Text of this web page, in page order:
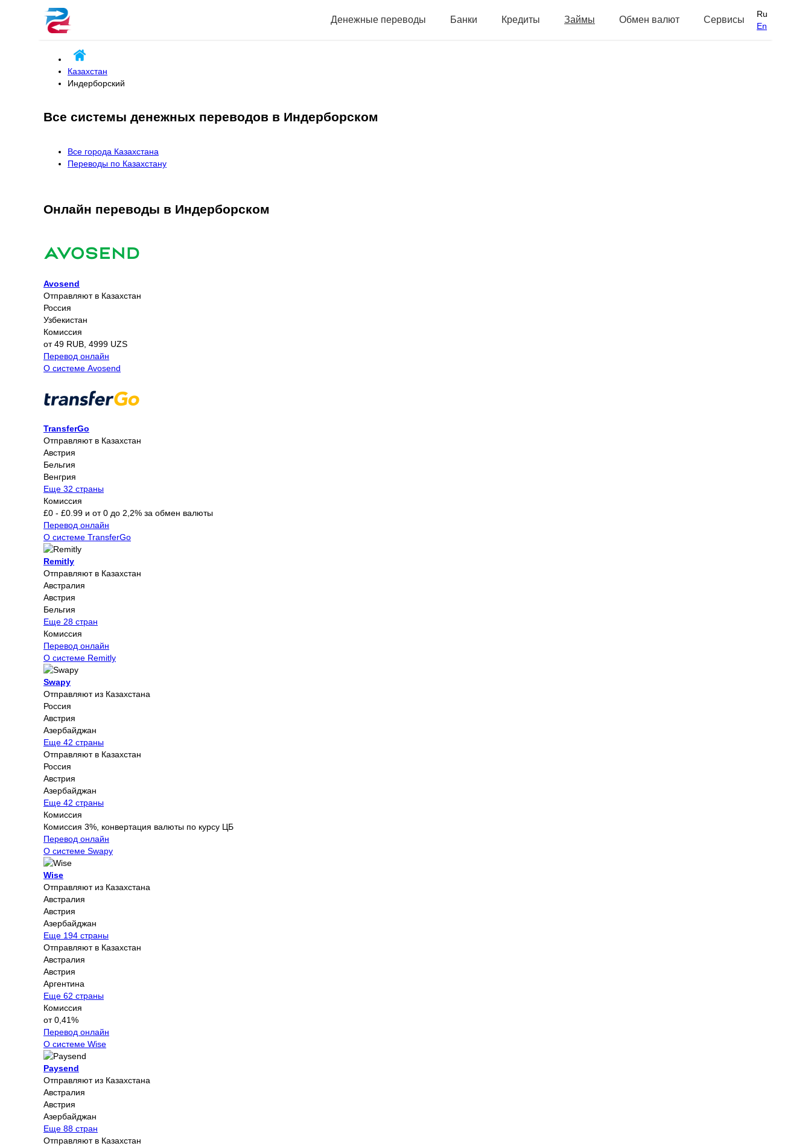
Денежные переводы Банки Кредиты Займы Обмен валют Сервисы
Ru
En
Казахстан
Индерборский
Все системы денежных переводов в Индерборском
Все города Казахстана
Переводы по Казахстану
Онлайн переводы в Индерборском
Avosend
Отправляют в Казахстан
Россия
Узбекистан
Комиссия
от 49 RUB, 4999 UZS
Перевод онлайн
О системе Avosend
TransferGo
Отправляют в Казахстан
Австрия
Бельгия
Венгрия
Еще 32 страны
Комиссия
£0 - £0.99 и от 0 до 2,2% за обмен валюты
Перевод онлайн
О системе TransferGo
Remitly
Отправляют в Казахстан
Австралия
Австрия
Бельгия
Еще 28 стран
Комиссия
Перевод онлайн
О системе Remitly
Swapy
Отправляют из Казахстана
Россия
Австрия
Азербайджан
Еще 42 страны
Отправляют в Казахстан
Россия
Австрия
Азербайджан
Еще 42 страны
Комиссия
Комиссия 3%, конвертация валюты по курсу ЦБ
Перевод онлайн
О системе Swapy
Wise
Отправляют из Казахстана
Австралия
Австрия
Азербайджан
Еще 194 страны
Отправляют в Казахстан
Австралия
Австрия
Аргентина
Еще 62 страны
Комиссия
от 0,41%
Перевод онлайн
О системе Wise
Paysend
Отправляют из Казахстана
Австралия
Австрия
Азербайджан
Еще 88 стран
Отправляют в Казахстан